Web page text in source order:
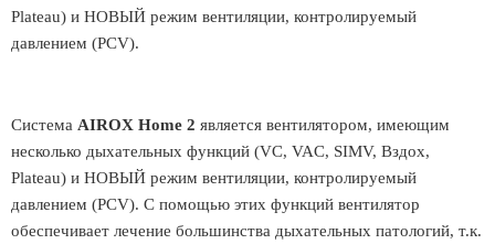
Plateau) и НОВЫЙ режим вентиляции, контролируемый
давлением (PCV).
Система AIROX Home 2 является вентилятором, имеющим
несколько дыхательных функций (VC, VAC, SIMV, Вздох,
Plateau) и НОВЫЙ режим вентиляции, контролируемый
давлением (PCV). С помощью этих функций вентилятор
обеспечивает лечение большинства дыхательных патологий, т.к.